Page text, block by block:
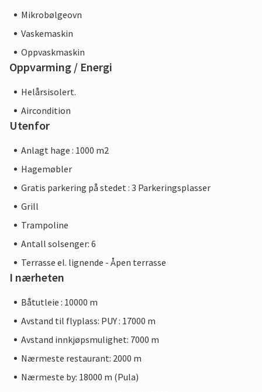
Mikrobølgeovn
Vaskemaskin
Oppvaskmaskin
Oppvarming / Energi
Helårsisolert.
Aircondition
Utenfor
Anlagt hage : 1000 m2
Hagemøbler
Gratis parkering på stedet : 3 Parkeringsplasser
Grill
Trampoline
Antall solsenger: 6
Terrasse el. lignende - Åpen terrasse
I nærheten
Båtutleie : 10000 m
Avstand til flyplass: PUY : 17000 m
Avstand innkjøpsmulighet: 7000 m
Nærmeste restaurant: 2000 m
Nærmeste by: 18000 m (Pula)